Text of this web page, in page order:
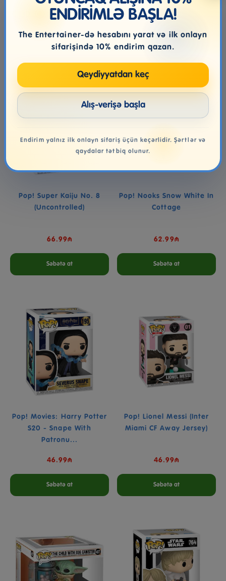
46.99₼
Səbətə at
46.99₼
Pop! Super Kaiju No. 8
(Uncontrolled)
66.99₼
Səbətə at
Pop! Nooks Snow White In
Cottage
62.99₼
Səbətə at
Pop! Movies: Harry Potter
S20 - Snape With
Patronu...
46.99₼
Səbətə at
Pop! Lionel Messi (Inter
Miami CF Away Jersey)
46.99₼
Səbətə at
ENDİRİMLƏ BAŞLA!
The Entertainer-də hesabını yarat və ilk onlayn
sifarişində 10% endirim qazan.
Qeydiyyatdan keç
Alış-verişə başla
Endirim yalnız ilk onlayn sifariş üçün keçərlidir. Şərtlər və
qaydalar tətbiq olunur.